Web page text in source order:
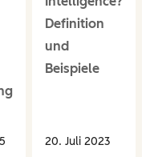
Definition
und
Beispiele
20. Juli 2023